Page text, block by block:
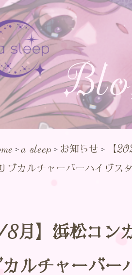
> a sleep> お知らせ >
【
ブカルチャーバーハイヴス
8月】浜松コン
ルチャーバー